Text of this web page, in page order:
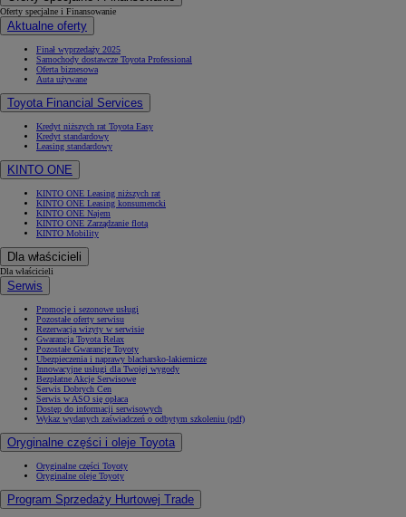
Oferty specjalne i Finansowanie
Aktualne oferty
Finał wyprzedaży 2025
Samochody dostawcze Toyota Professional
Oferta biznesowa
Auta używane
Toyota Financial Services
Kredyt niższych rat Toyota Easy
Kredyt standardowy
Leasing standardowy
KINTO ONE
KINTO ONE Leasing niższych rat
KINTO ONE Leasing konsumencki
KINTO ONE Najem
KINTO ONE Zarządzanie flotą
KINTO Mobility
Dla właścicieli
Dla właścicieli
Serwis
Promocje i sezonowe usługi
Pozostałe oferty serwisu
Rezerwacja wizyty w serwisie
Gwarancja Toyota Relax
Pozostałe Gwarancje Toyoty
Ubezpieczenia i naprawy blacharsko-lakiernicze
Innowacyjne usługi dla Twojej wygody
Bezpłatne Akcje Serwisowe
Serwis Dobrych Cen
Serwis w ASO się opłaca
Dostęp do informacji serwisowych
Wykaz wydanych zaświadczeń o odbytym szkoleniu (pdf)
Oryginalne części i oleje Toyota
Oryginalne części Toyoty
Oryginalne oleje Toyoty
Program Sprzedaży Hurtowej Trade